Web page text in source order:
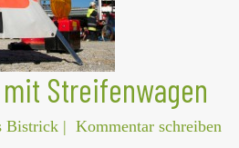
Streifenwagen
Bistrick | Kommentar schreiben